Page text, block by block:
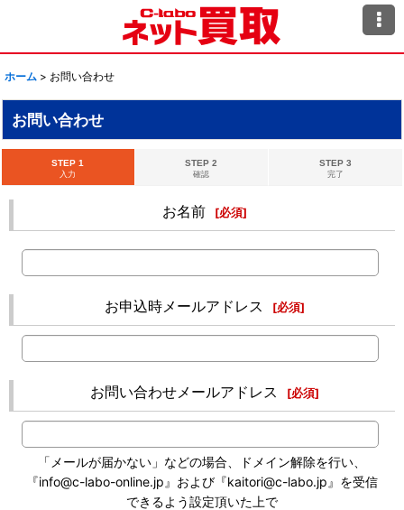
ホーム > お問い合わせ
お問い合わせ
STEP 1
入力
STEP 2
確認
STEP 3
完了
お名前 [必須]
お申込時メールアドレス [必須]
お問い合わせメールアドレス [必須]
「メールが届かない」などの場合、ドメイン解除を行い、
『info@c-labo-online.jp』および『kaitori@c-labo.jp』を受信
できるよう設定頂いた上で